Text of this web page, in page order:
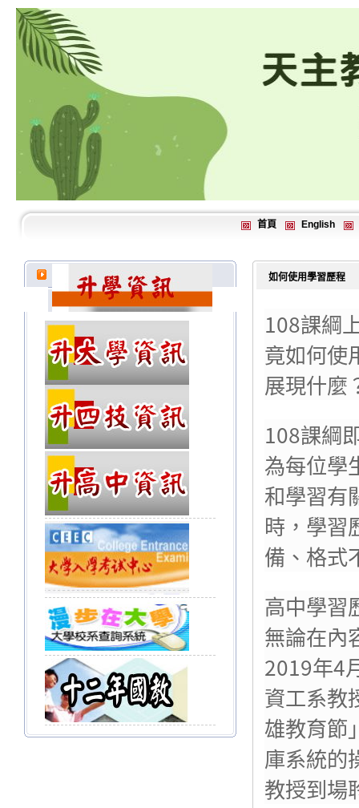
首頁 English
如何使用學習歷程
108課綱
竟如何使
展現什麼
108課綱
為每位學
和學習有
時，學習
備、格式
高中學習
無論在內
2019年4
資工系教
雄教育節
庫系統的
教授到場